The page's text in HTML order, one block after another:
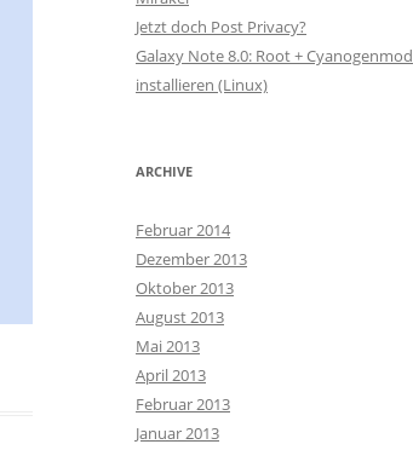
Jetzt doch Post Privacy?
Galaxy Note 8.0: Root + Cyanogenmod
installieren (Linux)
ARCHIVE
Februar 2014
Dezember 2013
Oktober 2013
August 2013
Mai 2013
April 2013
Februar 2013
Januar 2013